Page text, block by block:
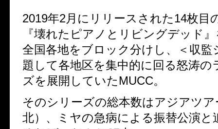
2019年2月にリリースされた14枚目
『壊れたピアノとリビングデッド
全国各地をブロック分けし、＜収監
題して各地区を集中的に回る怒涛の
ズを展開していた MUCC。
そのシリーズの総本数はアジアツア
北）、ミヤの急病による振替公演と